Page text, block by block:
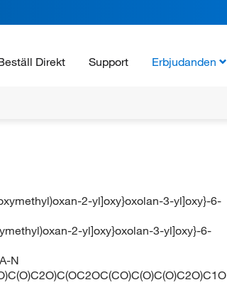
Direkt Support Erbjudanden
2-yl]oxy}oxolan-3-yl]oxy}-6-
2-yl]oxy}oxolan-3-yl]oxy}-6-
N